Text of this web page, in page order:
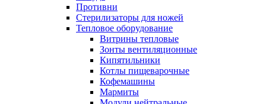
Противни
Стерилизаторы для ножей
Тепловое оборудование
Витрины тепловые
Зонты вентиляционные
Кипятильники
Котлы пищеварочные
Кофемашины
Мармиты